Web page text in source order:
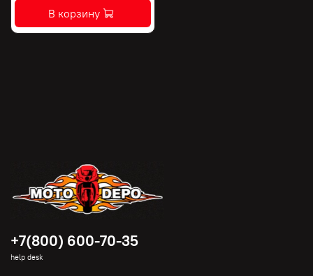
В корзину
+7(800) 600-70-35
help desk